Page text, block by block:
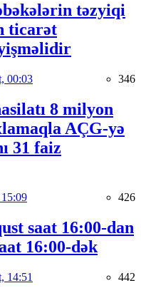
təzyiqi
ticarət
00:03 346
8 milyon
AÇG-yə
31 faiz
426
saat 16:00-dan
16:00-dək
14:51 442